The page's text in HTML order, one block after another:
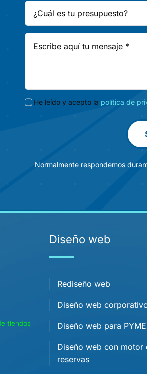
He leído y acepto la política de
Normalmente respondemos
tiendas
Diseño web
Rediseño web
Diseño web
Diseño web para
Diseño web con motor
reservas